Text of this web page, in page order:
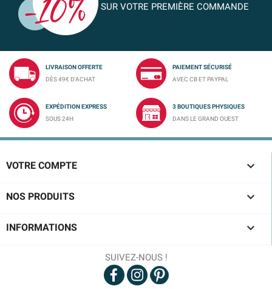
SUR VOTRE PREMIÈRE COMMANDE
LIVRAISON OFFERTE
DÈS 49€ D'ACHAT
PAIEMENT SÉCURISÉ
AVEC CB ET PAYPAL
EXPÉDITION EXPRESS
SOUS 24H
3 BOUTIQUES PHYSIQUES
DANS LE GRAND OUEST
VOTRE COMPTE 
NOS PRODUITS 
INFORMATIONS 
SUIVEZ-NOUS !